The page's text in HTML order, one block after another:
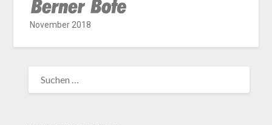
November 2018